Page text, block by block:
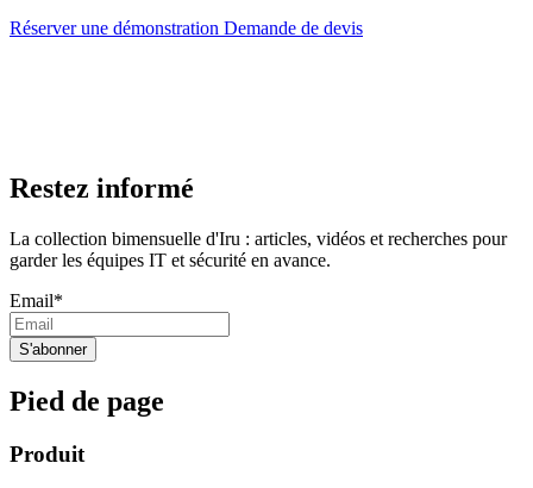
Réserver une démonstration Demande de devis
Restez informé
La collection bimensuelle d'Iru : articles, vidéos et recherches pour
garder les équipes IT et sécurité en avance.
Email*
Pied de page
Produit